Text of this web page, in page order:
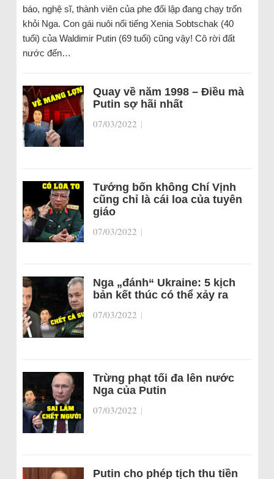
báo, nghệ sĩ, thành viên của phe đối lập đang chạy trốn
khỏi Nga. Con gái nuôi nổi tiếng Xenia Sobtschak (40
tuổi) của Waldimir Putin (69 tuổi) cũng vậy! Cô rời đất
nước đến…
Quay về năm 1998 – Điều mà
Putin sợ hãi nhất
07/03/2022 |
Tướng bốn không Chí Vịnh
cũng chỉ là cái loa của tuyên
giáo
07/03/2022 |
Nga „đánh“ Ukraine: 5 kịch
bản kết thúc có thể xảy ra
07/03/2022 |
Trừng phạt tối đa lên nước
Nga của Putin
07/03/2022 |
Putin cho phép tịch thu tiền